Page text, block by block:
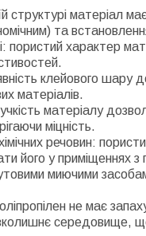
структурі матеріал
та
пористий характер
клейового шару
матеріалів.
матеріалу
міцність.
речовин:
його у приміщеннях
миючими
не має
середовище,